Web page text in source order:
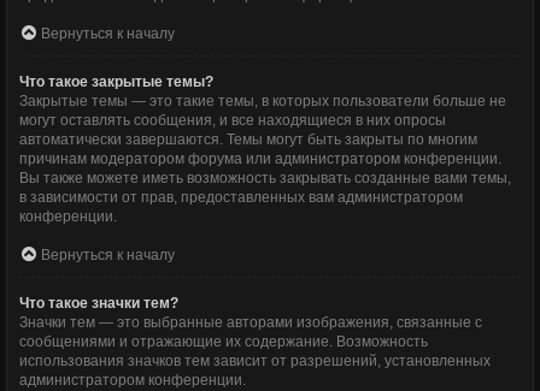
Вернуться к началу
Что такое закрытые темы?
Закрытые темы — это такие темы, в которых пользователи больше не
могут оставлять сообщения, и все находящиеся в них опросы
автоматически завершаются. Темы могут быть закрыты по многим
причинам модератором форума или администратором конференции.
Вы также можете иметь возможность закрывать созданные вами темы,
в зависимости от прав, предоставленных вам администратором
конференции.
Вернуться к началу
Что такое значки тем?
Значки тем — это выбранные авторами изображения, связанные с
сообщениями и отражающие их содержание. Возможность
использования значков тем зависит от разрешений, установленных
администратором конференции.